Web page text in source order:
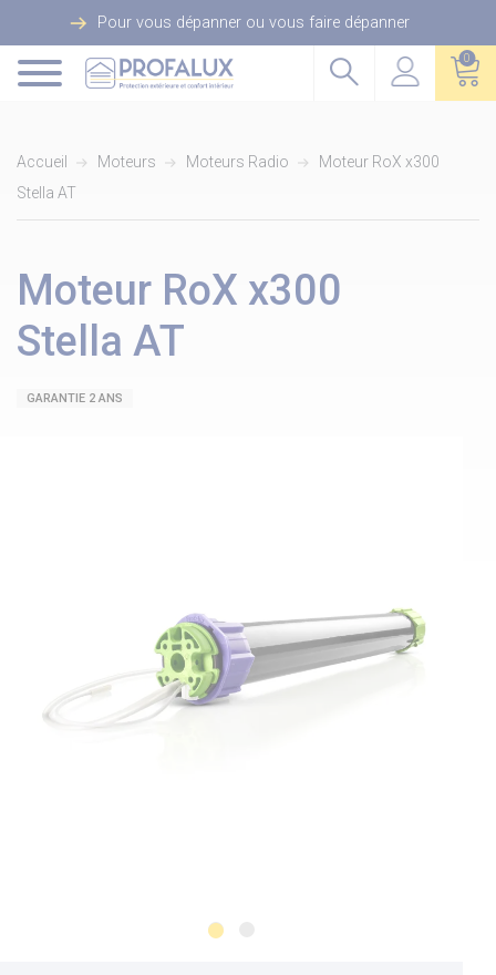
Pour vous dépanner ou vous faire dépanner
0
Accueil Moteurs Moteurs Radio
Moteur RoX x300
Stella AT
Moteur RoX x300
Stella AT
GARANTIE 2 ANS